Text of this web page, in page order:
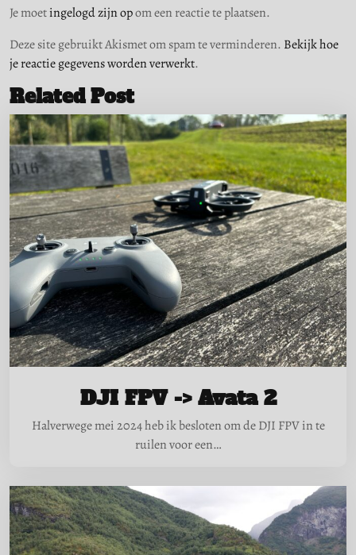
Je moetingelogd zijn opom een reactie te plaatsen.
Deze site gebruikt Akismet om spam te verminderen. Bekijk hoe
je reactie gegevens worden verwerkt.
Related Post
DJI FPV -> Avata 2
Halverwege mei 2024 heb ik besloten om de DJI FPV in te
ruilen voor een…